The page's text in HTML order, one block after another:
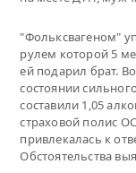
"Фольксвагеном"
рулем которой 5
ей подарил брат.
состоянии
составили 1,05
страховой полис
привлекалась к
Обстоятельства